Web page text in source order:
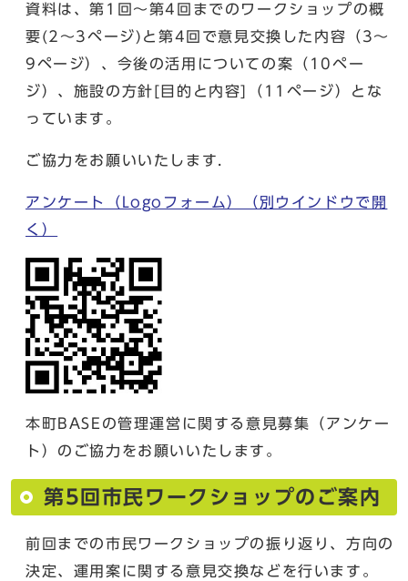
資料は、第1回〜第4回までのワークショップの概
要(2〜3ページ)と第4回で意見交換した内容（3〜
9ページ）、今後の活用についての案（10ペー
ジ）、施設の方針[目的と内容]（11ページ）とな
っています。
ご協力をお願いいたします.
アンケート（Logoフォーム）
（別ウインドウで開
く）
本町BASEの管理運営に関する意見募集（アンケー
ト）のご協力をお願いいたします。
第5回市民ワークショップのご案内
前回までの市民ワークショップの振り返り、方向の
決定、運用案に関する意見交換などを行います。